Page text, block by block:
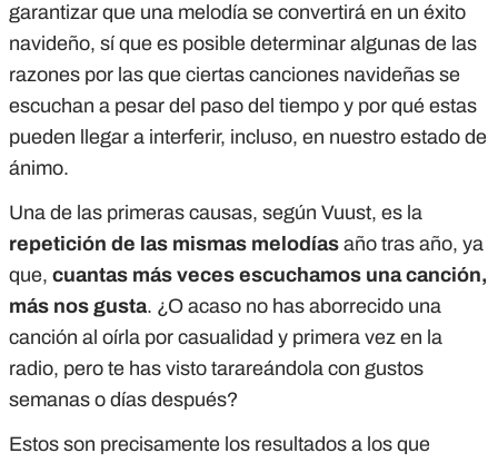
garantizar que una melodía se convertirá en un éxito
navideño, sí que es posible determinar algunas de las
razones por las que ciertas canciones navideñas se
escuchan a pesar del paso del tiempo y por qué estas
pueden llegar a interferir, incluso, en nuestro estado de
ánimo.
Una de las primeras causas, según Vuust, es la
repetición de las mismas melodías año tras año, ya
que, cuantas más veces escuchamos una canción,
más nos gusta. ¿O acaso no has aborrecido una
canción al oírla por casualidad y primera vez en la
radio, pero te has visto tarareándola con gustos
semanas o días después?
Estos son precisamente los resultados a los que